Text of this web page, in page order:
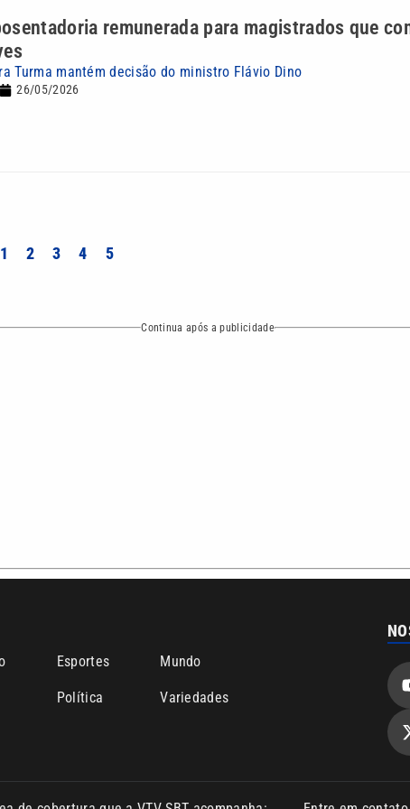
remunerada para magistrados que
Turma mantém decisão do ministro Flávio Dino
26/05/2026
1 2 3 4 5
Continua após a publicidade
de cobertura que a VTV SBT acompanha: Entre em
PRM Ltda – CNPJ: 01.773.119.0001-60 Política de